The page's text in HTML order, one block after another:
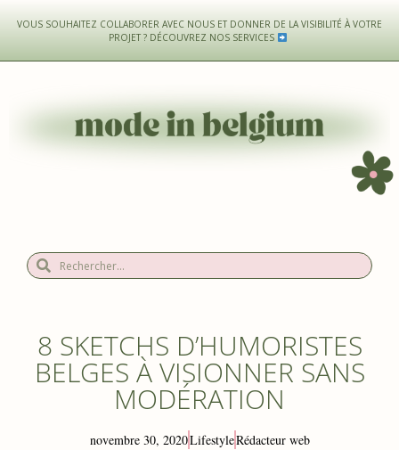
VOUS SOUHAITEZ COLLABORER AVEC NOUS ET DONNER DE LA VISIBILITÉ À VOTRE
PROJET ? DÉCOUVREZ NOS SERVICES
8 SKETCHS D’HUMORISTES
BELGES À VISIONNER SANS
MODÉRATION
novembre 30, 2020LifestyleRédacteur web